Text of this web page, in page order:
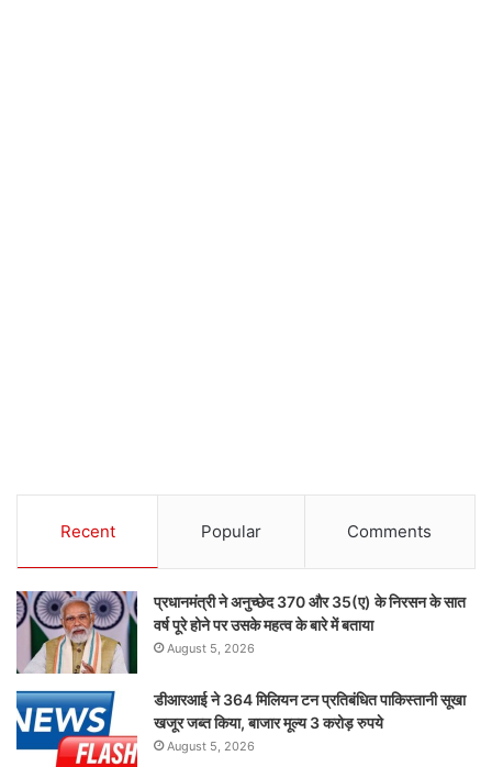
Recent Popular Comments
प्रधानमंत्री ने अनुच्छेद 370 और 35(ए) के निरसन के सात
वर्ष पूरे होने पर उसके महत्व के बारे में बताया
August 5, 2026
डीआरआई ने 364 मिलियन टन प्रतिबंधित पाकिस्तानी सूखा
खजूर जब्त किया, बाजार मूल्य 3 करोड़ रुपये
August 5, 2026